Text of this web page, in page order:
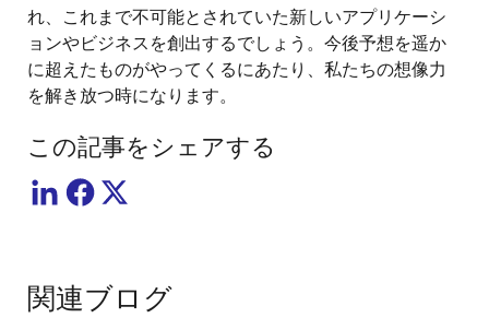
れ、これまで不可能とされていた新しいアプリケーシ
ョンやビジネスを創出するでしょう。今後予想を遥か
に超えたものがやってくるにあたり、私たちの想像力
を解き放つ時になります。
この記事をシェアする
関連ブログ